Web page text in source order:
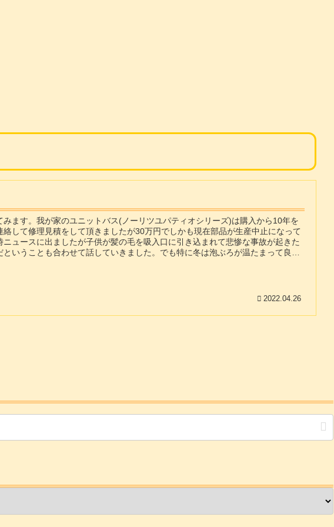
ます。我が家のユニットバス(ノーリツユパティオシリーズ)は購入から10年を
して修理見積をして頂きましたが30万円でしかも現在部品が生産中止になって
ュースに出ましたが子供が髪の毛を吸入口に引き込まれて悲惨な事故が起きた
いうことも合わせて話していきました。でも特に冬は泡ぶろが温たまって良い
2022.04.26